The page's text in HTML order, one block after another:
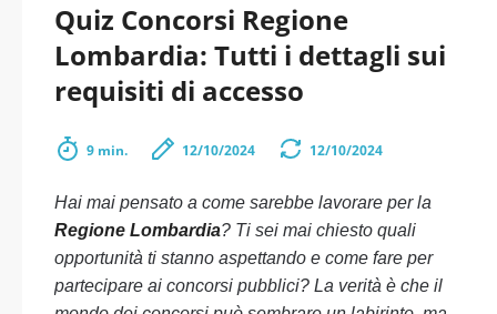
Quiz Concorsi Regione
Lombardia: Tutti i dettagli sui
requisiti di accesso
9 min. 12/10/2024 12/10/2024
Hai mai pensato a come sarebbe lavorare per la
Regione Lombardia? Ti sei mai chiesto quali
opportunità ti stanno aspettando e come fare per
partecipare ai concorsi pubblici? La verità è che il